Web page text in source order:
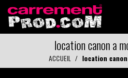
location canon a
ACCUEIL location